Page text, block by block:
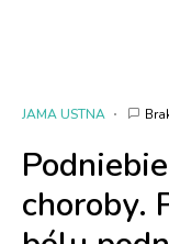
JAMA USTNA
choroby.